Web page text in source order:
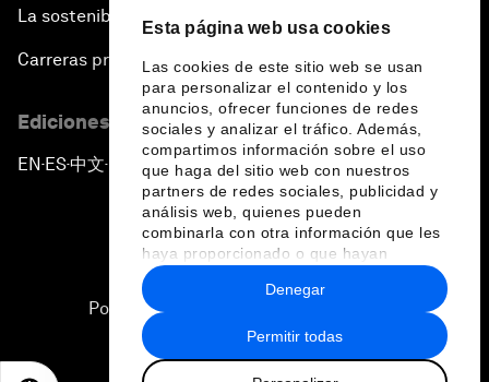
Esta página web usa cookies
Las cookies de este sitio web se usan
para personalizar el contenido y los
anuncios, ofrecer funciones de redes
sociales y analizar el tráfico. Además,
compartimos información sobre el uso
que haga del sitio web con nuestros
partners de redes sociales, publicidad y
análisis web, quienes pueden
combinarla con otra información que les
haya proporcionado o que hayan
recopilado a partir del uso que haya
hecho de sus servicios.
Permitir todas
Denegar
La sostenibilidad en el Foro
Carreras profesionales
Ediciones en otros idiomas
EN ▪ES▪中文▪ 日本語
Política de privacidad y normas de uso
Sitemap